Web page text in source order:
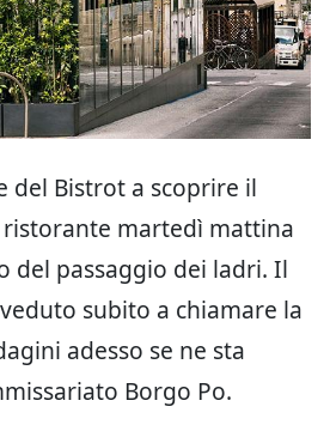
del Bistrot a scoprire il
martedì mattina
del passaggio dei ladri. Il
subito a chiamare la
adesso se ne sta
Borgo Po.